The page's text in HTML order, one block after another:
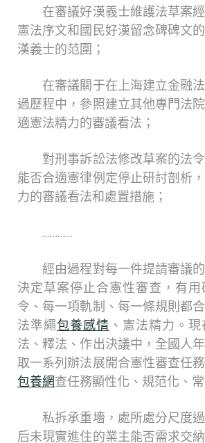
在審議好漢義士維護法草案經
憲法序文和國民好漢留念碑碑文
漢義士的范圍；
在審議關于在上海建立金融法
過歷程中，參照建立其他專門法
適憲法精力的審議看法；
對刑事訴訟法修改草案的法令
能否合適憲律例定停止研討剖析
力的審議看法和處置措施；
…………
經由過程對每一件提請審議的
決定草案停止合憲性審查，有
令、每一項軌制、每一條規則都
法準繩包養感情 、憲法精力。
法、釋法、作出決議中，全國人
取一系列辦法展開合憲性審查任
包養網查任務顯性化、規范化、常
私拆承重墻，處所處分尺度過
后未現實進住的業主能否需求交